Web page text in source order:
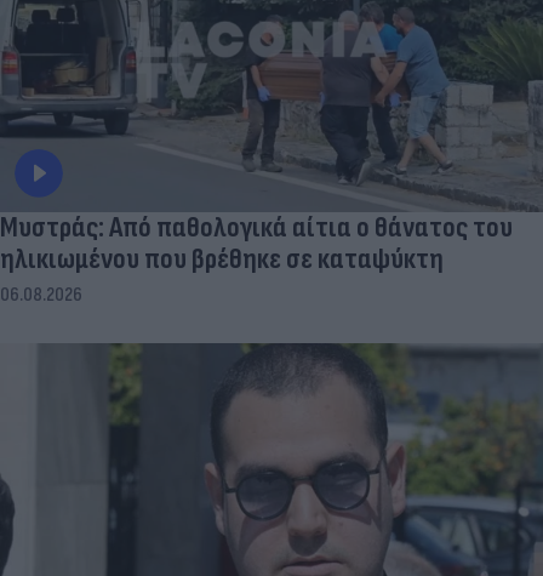
Μυστράς: Από παθολογικά αίτια ο θάνατος του
ηλικιωμένου που βρέθηκε σε καταψύκτη
06.08.2026